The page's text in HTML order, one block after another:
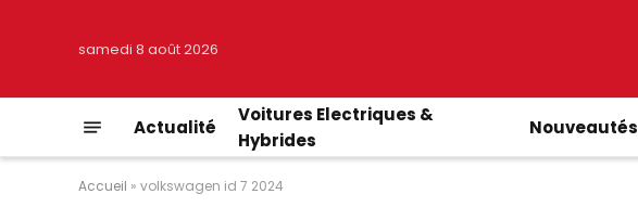
samedi 8 août 2026
Actualité
Voitures Electriques &
Hybrides
Nouveautés
Accueil » volkswagen id 7 2024